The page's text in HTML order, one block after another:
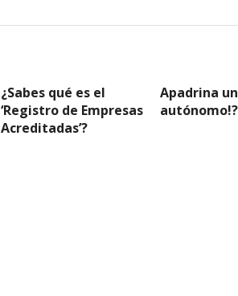
¿Sabes qué es el
‘Registro de Empresas
Acreditadas’?
Apadrina un
autónomo!?